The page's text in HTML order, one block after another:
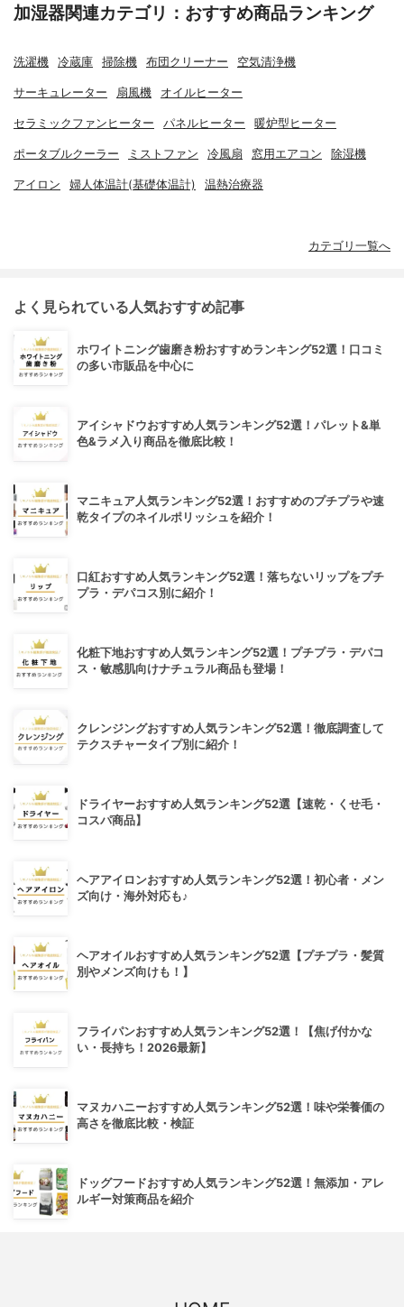
加湿器関連カテゴリ：おすすめ商品ランキング
洗濯機 冷蔵庫 掃除機 布団クリーナー 空気清浄機
サーキュレーター 扇風機 オイルヒーター
セラミックファンヒーター パネルヒーター 暖炉型ヒーター
ポータブルクーラー ミストファン 冷風扇 窓用エアコン 除湿機
アイロン 婦人体温計(基礎体温計) 温熱治療器
カテゴリ一覧へ
よく見られている人気おすすめ記事
ホワイトニング歯磨き粉おすすめランキング52選！口コミ
の多い市販品を中心に
アイシャドウおすすめ人気ランキング52選！パレット&単
色&ラメ入り商品を徹底比較！
マニキュア人気ランキング52選！おすすめのプチプラや速
乾タイプのネイルポリッシュを紹介！
口紅おすすめ人気ランキング52選！落ちないリップをプチ
プラ・デパコス別に紹介！
化粧下地おすすめ人気ランキング52選！プチプラ・デパコ
ス・敏感肌向けナチュラル商品も登場！
クレンジングおすすめ人気ランキング52選！徹底調査して
テクスチャータイプ別に紹介！
ドライヤーおすすめ人気ランキング52選【速乾・くせ毛・
コスパ商品】
ヘアアイロンおすすめ人気ランキング52選！初心者・メン
ズ向け・海外対応も♪
ヘアオイルおすすめ人気ランキング52選【プチプラ・髪質
別やメンズ向けも！】
フライパンおすすめ人気ランキング52選！【焦げ付かな
い・長持ち！2026最新】
マヌカハニーおすすめ人気ランキング52選！味や栄養価の
高さを徹底比較・検証
ドッグフードおすすめ人気ランキング52選！無添加・アレ
ルギー対策商品を紹介